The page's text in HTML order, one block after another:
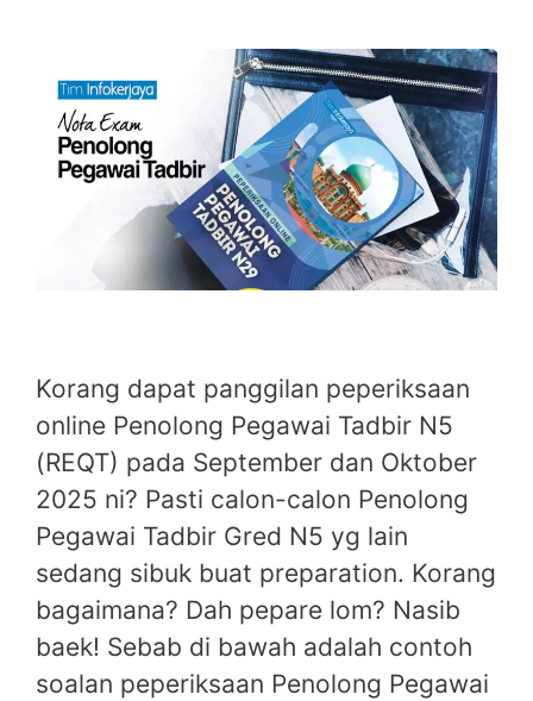
Korang dapat panggilan peperiksaan
online Penolong Pegawai Tadbir N5
(REQT) pada September dan Oktober
2025 ni? Pasti calon-calon Penolong
Pegawai Tadbir Gred N5 yg lain
sedang sibuk buat preparation. Korang
bagaimana? Dah pepare lom? Nasib
baek! Sebab di bawah adalah contoh
soalan peperiksaan Penolong Pegawai